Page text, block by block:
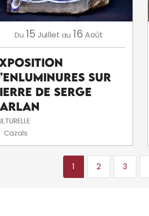
Du 15 Juillet au 16 Août
sur
de Serge
Cazals
1 2 3